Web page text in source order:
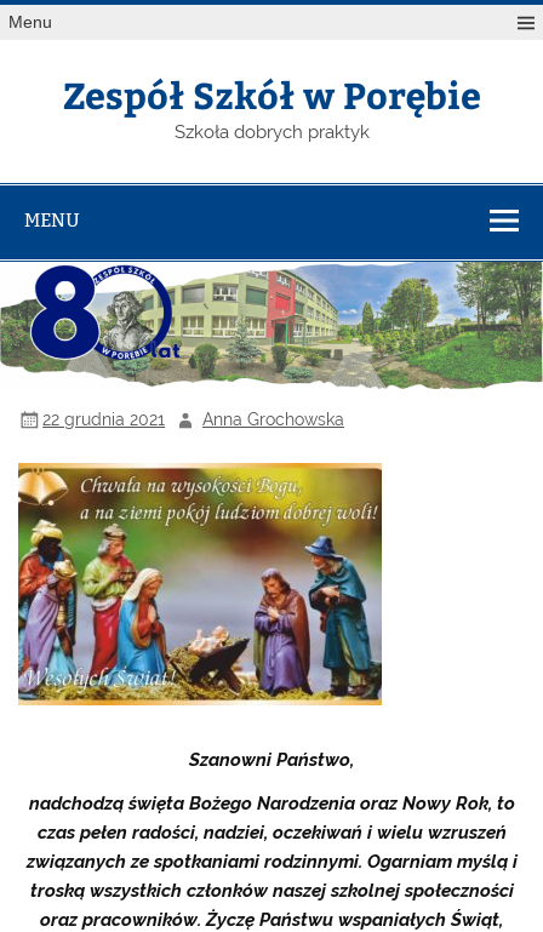
Menu
Zespół Szkół w Porębie
Szkoła dobrych praktyk
MENU
22 grudnia 2021 Anna Grochowska
Szanowni Państwo,
nadchodzą święta Bożego Narodzenia oraz Nowy Rok, to
czas pełen radości, nadziei, oczekiwań i wielu wzruszeń
związanych ze spotkaniami rodzinnymi. Ogarniam myślą i
troską wszystkich członków naszej szkolnej społeczności
oraz pracowników. Życzę Państwu wspaniałych Świąt,